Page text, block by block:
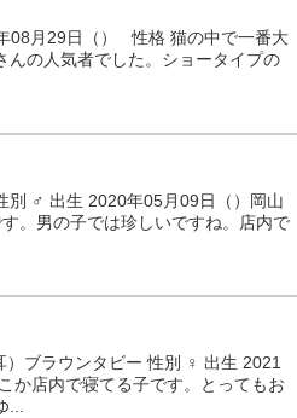
08月29日（） 性格 猫の中で一番大
んの人気者でした。ショータイプの
♂ 出生 2020年05月09日（）岡山
。男の子では珍しいですね。店内で
ブラウンタビー 性別 ♀ 出生 2021
か店内で寝てる子です。とってもお